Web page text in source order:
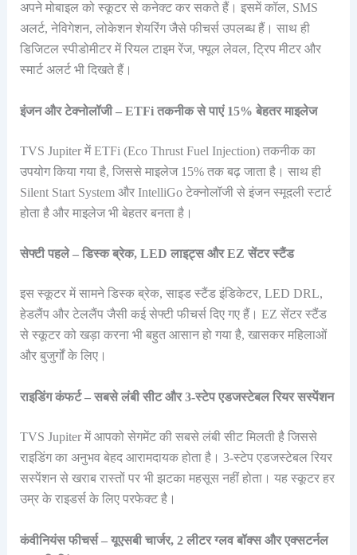
अपने मोबाइल को स्कूटर से कनेक्ट कर सकते हैं। इसमें कॉल, SMS
अलर्ट, नेविगेशन, लोकेशन शेयरिंग जैसे फीचर्स उपलब्ध हैं। साथ ही
डिजिटल स्पीडोमीटर में रियल टाइम रेंज, फ्यूल लेवल, ट्रिप मीटर और
स्मार्ट अलर्ट भी दिखते हैं।
इंजन और टेक्नोलॉजी – ETFi तकनीक से पाएं 15% बेहतर माइलेज
TVS Jupiter में ETFi (Eco Thrust Fuel Injection) तकनीक का
उपयोग किया गया है, जिससे माइलेज 15% तक बढ़ जाता है। साथ ही
Silent Start System और IntelliGo टेक्नोलॉजी से इंजन स्मूदली स्टार्ट
होता है और माइलेज भी बेहतर बनता है।
सेफ्टी पहले – डिस्क ब्रेक, LED लाइट्स और EZ सेंटर स्टैंड
इस स्कूटर में सामने डिस्क ब्रेक, साइड स्टैंड इंडिकेटर, LED DRL,
हेडलैंप और टेललैंप जैसी कई सेफ्टी फीचर्स दिए गए हैं। EZ सेंटर स्टैंड
से स्कूटर को खड़ा करना भी बहुत आसान हो गया है, खासकर महिलाओं
और बुजुर्गों के लिए।
राइडिंग कंफर्ट – सबसे लंबी सीट और 3-स्टेप एडजस्टेबल रियर सस्पेंशन
TVS Jupiter में आपको सेगमेंट की सबसे लंबी सीट मिलती है जिससे
राइडिंग का अनुभव बेहद आरामदायक होता है। 3-स्टेप एडजस्टेबल रियर
सस्पेंशन से खराब रास्तों पर भी झटका महसूस नहीं होता। यह स्कूटर हर
उम्र के राइडर्स के लिए परफेक्ट है।
कंवीनियंस फीचर्स – यूएसबी चार्जर, 2 लीटर ग्लव बॉक्स और एक्सटर्नल